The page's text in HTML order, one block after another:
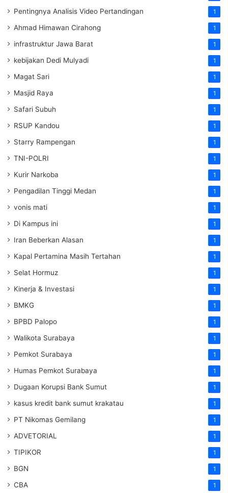
Pentingnya Analisis Video Pertandingan 1
Ahmad Himawan Cirahong 1
infrastruktur Jawa Barat 1
kebijakan Dedi Mulyadi 1
Magat Sari 1
Masjid Raya 1
Safari Subuh 1
RSUP Kandou 1
Starry Rampengan 1
TNI-POLRI 1
Kurir Narkoba 1
Pengadilan Tinggi Medan 1
vonis mati 1
Di Kampus ini 1
Iran Beberkan Alasan 1
Kapal Pertamina Masih Tertahan 1
Selat Hormuz 1
Kinerja & Investasi 1
BMKG 1
BPBD Palopo 1
Walikota Surabaya 1
Pemkot Surabaya 1
Humas Pemkot Surabaya 1
Dugaan Korupsi Bank Sumut 1
kasus kredit bank sumut krakatau 1
PT Nikomas Gemilang 1
ADVETORIAL 1
TIPIKOR 1
BGN 1
CBA 1